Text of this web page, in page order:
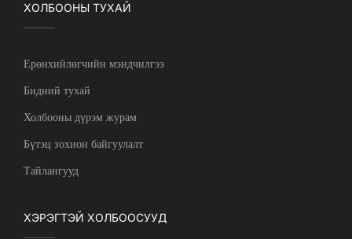
ХОЛБООНЫ ТУХАЙ
Ерөнхийлөгчийн мэндчилгээ
Бидний тухай
Холбооны дүрэм журам
Бүтэц зохион байгуулалт
Тайлангууд
ХЭРЭГТЭЙ ХОЛБООСУУД